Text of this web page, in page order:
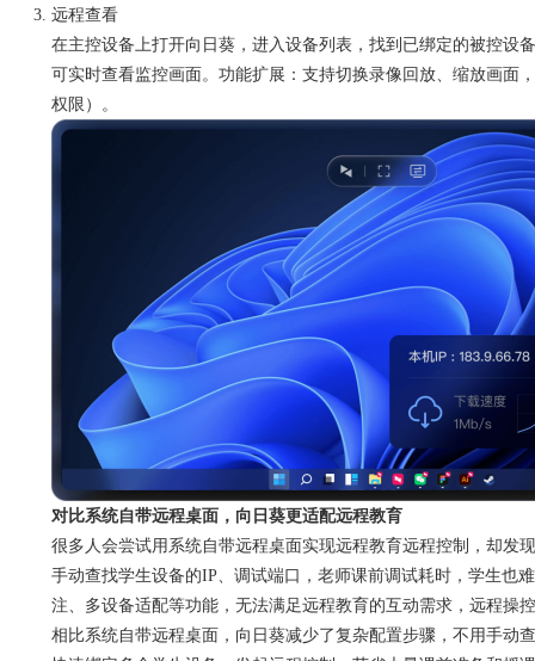
远程查看
在主控设备上打开向日葵，进入设备列表，找到已绑定的被控设
可实时查看监控画面。功能扩展：支持切换录像回放、缩放画面
权限）。
对比系统自带远程桌面，向日葵更适配远程教育
很多人会尝试用系统自带远程桌面实现远程教育远程控制，却发
手动查找学生设备的IP、调试端口，老师课前调试耗时，学生也
注、多设备适配等功能，无法满足远程教育的互动需求，远程操
相比系统自带远程桌面，向日葵减少了复杂配置步骤，不用手动